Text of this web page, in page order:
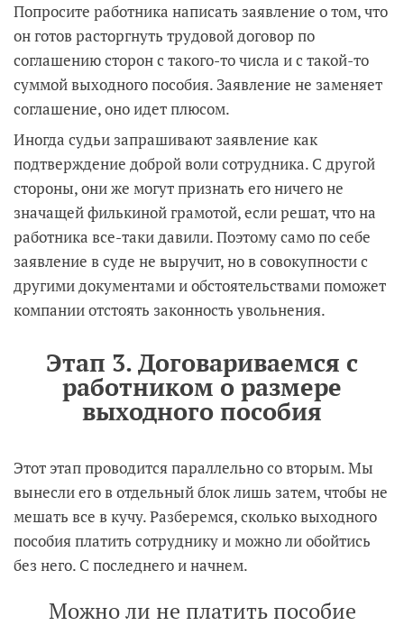
Попросите работника написать заявление о том, что
он готов расторгнуть трудовой договор по
соглашению сторон с такого-то числа и с такой-то
суммой выходного пособия. Заявление не заменяет
соглашение, оно идет плюсом.
Иногда судьи запрашивают заявление как
подтверждение доброй воли сотрудника. С другой
стороны, они же могут признать его ничего не
значащей филькиной грамотой, если решат, что на
работника все-таки давили. Поэтому само по себе
заявление в суде не выручит, но в совокупности с
другими документами и обстоятельствами поможет
компании отстоять законность увольнения.
Этап 3. Договариваемся с
работником о размере
выходного пособия
Этот этап проводится параллельно со вторым. Мы
вынесли его в отдельный блок лишь затем, чтобы не
мешать все в кучу. Разберемся, сколько выходного
пособия платить сотруднику и можно ли обойтись
без него. С последнего и начнем.
Можно ли не платить пособие